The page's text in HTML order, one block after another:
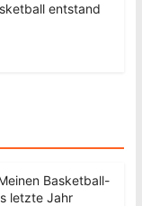
entstand
Basketball-
letzte Jahr